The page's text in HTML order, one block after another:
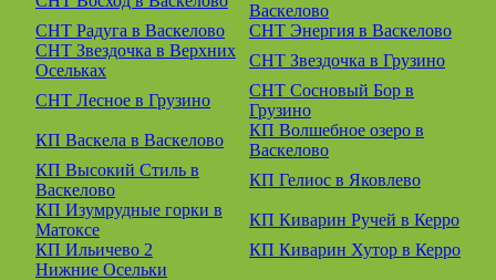
Васкелово
СНТ Радуга в Васкелово
СНТ Энергия в Васкелово
СНТ Звездочка в Верхних
Осельках
СНТ Звездочка в Грузино
СНТ Лесное в Грузино
СНТ Сосновый Бор в
Грузино
КП Васкела в Васкелово
КП Волшебное озеро в
Васкелово
КП Высокий Стиль в
Васкелово
КП Гелиос в Яковлево
КП Изумрудные горки в
Матоксе
КП Киварин Ручей в Керро
КП Ильичево 2
КП Киварин Хутор в Керро
Нижние Осельки